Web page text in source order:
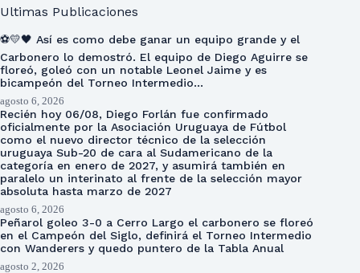
Ultimas Publicaciones
⚽💛🖤 Así es como debe ganar un equipo grande y el
Carbonero lo demostró. El equipo de Diego Aguirre se
floreó, goleó con un notable Leonel Jaime y es
bicampeón del Torneo Intermedio…
agosto 6, 2026
Recién hoy 06/08, Diego Forlán fue confirmado
oficialmente por la Asociación Uruguaya de Fútbol
como el nuevo director técnico de la selección
uruguaya Sub-20 de cara al Sudamericano de la
categoría en enero de 2027, y asumirá también en
paralelo un interinato al frente de la selección mayor
absoluta hasta marzo de 2027
agosto 6, 2026
Peñarol goleo 3-0 a Cerro Largo el carbonero se floreó
en el Campeón del Siglo, definirá el Torneo Intermedio
con Wanderers y quedo puntero de la Tabla Anual
agosto 2, 2026